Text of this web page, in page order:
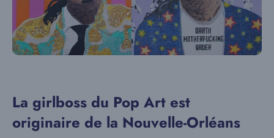
La girlboss du Pop Art est
originaire de la Nouvelle-Orléans